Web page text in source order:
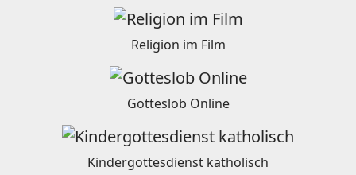
Religion im Film
Gotteslob Online
Kindergottesdienst katholisch